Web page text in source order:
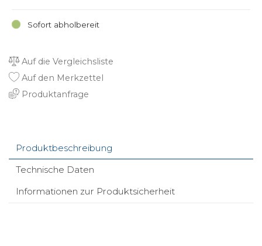
Sofort abholbereit
Auf die Vergleichsliste
Auf den Merkzettel
Produktanfrage
Produktbeschreibung
Technische Daten
Informationen zur Produktsicherheit